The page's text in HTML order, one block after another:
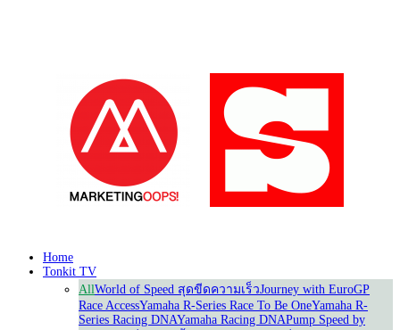
Home
Tonkit TV
AllWorld of Speed สุดขีดความเร็วJourney with EuroGP
Race AccessYamaha R-Series Race To Be OneYamaha R-
Series Racing DNAYamaha Racing DNAPump Speed by